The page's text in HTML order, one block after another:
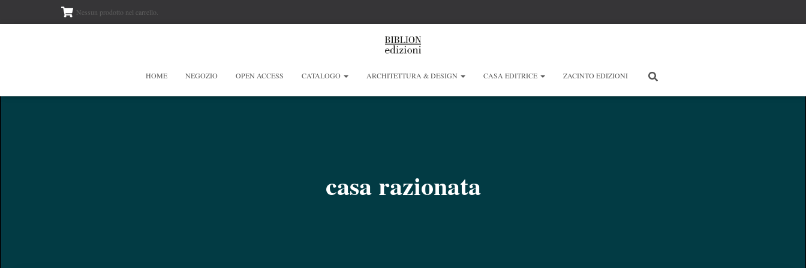
Nessun prodotto nel carrello.
HOME NEGOZIO OPEN ACCESS CATALOGO ARCHITETTURA & DESIGN CASA EDITRICE ZACINTO EDIZIONI
casa razionata